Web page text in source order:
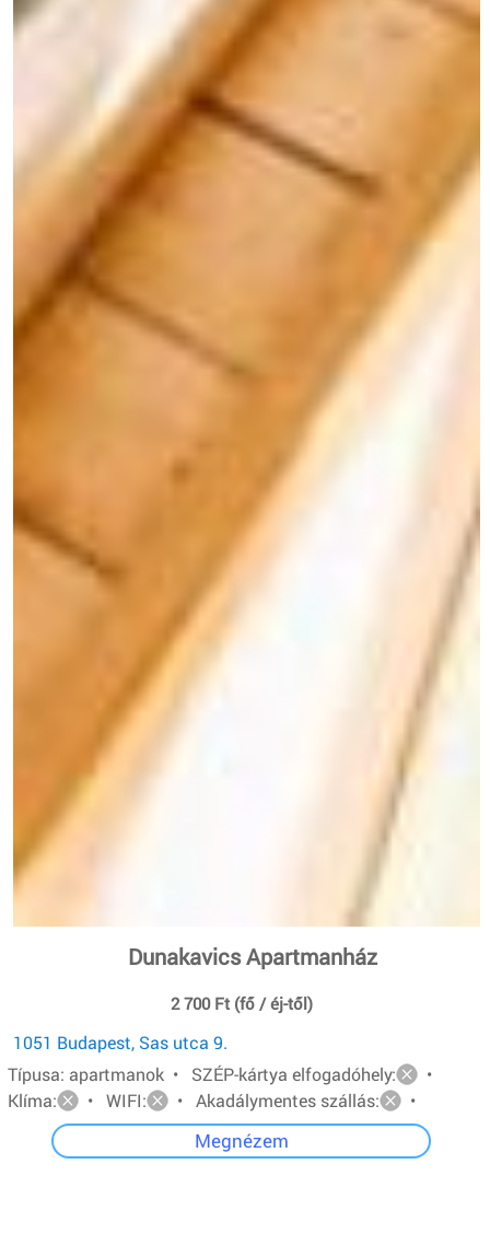
Dunakavics Apartmanház
2 700 Ft (fő / éj-től)
1051 Budapest, Sas utca 9.
Típusa: apartmanok • SZÉP-kártya elfogadóhely:
•
Klíma:
• WIFI: • Akadálymentes szállás: •
Megnézem